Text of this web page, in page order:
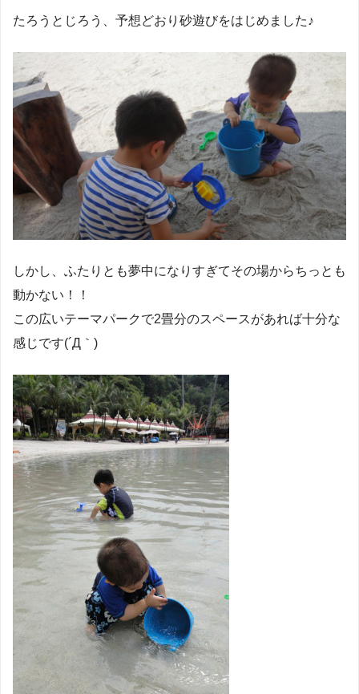
たろうとじろう、予想どおり砂遊びをはじめました♪
しかし、ふたりとも夢中になりすぎてその場からちっとも
動かない！！
この広いテーマパークで2畳分のスペースがあれば十分な
感じです(´Д｀)